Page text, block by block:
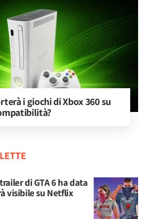
i giochi di Xbox 360 su
di GTA 6 ha data
visibile su Netflix